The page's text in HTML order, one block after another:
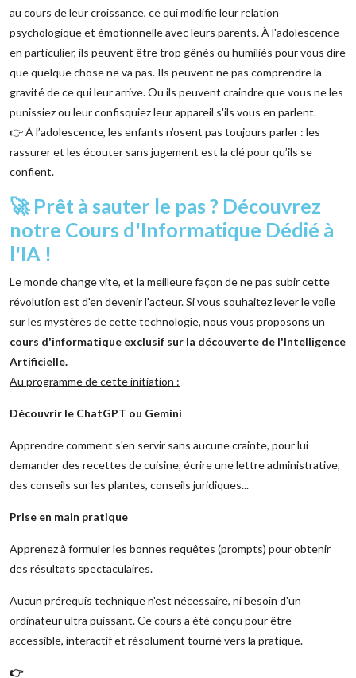
au cours de leur croissance, ce qui modifie leur relation
psychologique et émotionnelle avec leurs parents. À l'adolescence
en particulier, ils peuvent être trop gênés ou humiliés pour vous dire
que quelque chose ne va pas. Ils peuvent ne pas comprendre la
gravité de ce qui leur arrive. Ou ils peuvent craindre que vous ne les
punissiez ou leur confisquiez leur appareil s'ils vous en parlent.
👉 À l’adolescence, les enfants n’osent pas toujours parler : les
rassurer et les écouter sans jugement est la clé pour qu’ils se
confient.
🚀 Prêt à sauter le pas ? Découvrez
notre Cours d'Informatique Dédié à
l'IA !
Le monde change vite, et la meilleure façon de ne pas subir cette
révolution est d'en devenir l'acteur. Si vous souhaitez lever le voile
sur les mystères de cette technologie, nous vous proposons un
cours d'informatique exclusif sur la découverte de l'Intelligence
Artificielle.
Au programme de cette initiation :
Découvrir le ChatGPT ou Gemini
Apprendre comment s'en servir sans aucune crainte, pour lui
demander des recettes de cuisine, écrire une lettre administrative,
des conseils sur les plantes, conseils juridiques...
Prise en main pratique
Apprenez à formuler les bonnes requêtes (prompts) pour obtenir
des résultats spectaculaires.
Aucun prérequis technique n'est nécessaire, ni besoin d'un
ordinateur ultra puissant. Ce cours a été conçu pour être
accessible, interactif et résolument tourné vers la pratique.
👉